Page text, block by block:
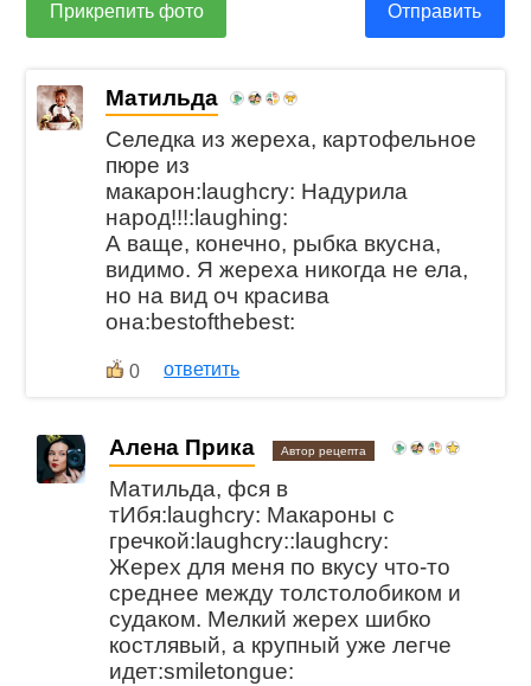
Прикрепить фото Отправить
Матильда
Селедка из жереха, картофельное
пюре из
макарон:laughcry: Надурила
народ!!!:laughing:
А ваще, конечно, рыбка вкусна,
видимо. Я жереха никогда не ела,
но на вид оч красива
она:bestofthebest:
0 ответить
Алена Прика Автор рецепта
Матильда, фся в
тИбя:laughcry: Макароны с
гречкой:laughcry::laughcry:
Жерех для меня по вкусу что-то
среднее между толстолобиком и
судаком. Мелкий жерех шибко
костлявый, а крупный уже легче
идет:smiletongue: